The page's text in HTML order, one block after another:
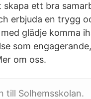
skapa ett bra
erbjuda en trygg
glädje komma
som
om oss.
till Solhemsskolan.